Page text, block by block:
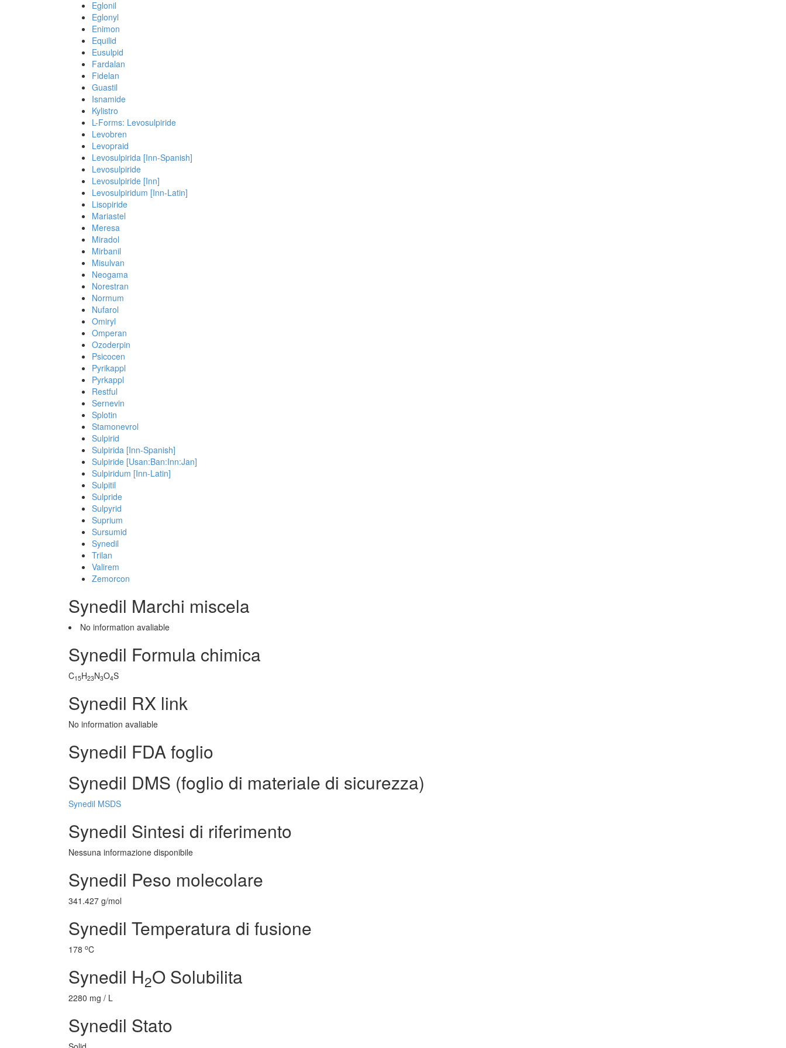
Eglonil
Eglonyl
Enimon
Equilid
Eusulpid
Fardalan
Fidelan
Guastil
Isnamide
Kylistro
L-Forms: Levosulpiride
Levobren
Levopraid
Levosulpirida [Inn-Spanish]
Levosulpiride
Levosulpiride [Inn]
Levosulpiridum [Inn-Latin]
Lisopiride
Mariastel
Meresa
Miradol
Mirbanil
Misulvan
Neogama
Norestran
Normum
Nufarol
Omiryl
Omperan
Ozoderpin
Psicocen
Pyrikappl
Pyrkappl
Restful
Sernevin
Splotin
Stamonevrol
Sulpirid
Sulpirida [Inn-Spanish]
Sulpiride [Usan:Ban:Inn:Jan]
Sulpiridum [Inn-Latin]
Sulpitil
Sulpride
Sulpyrid
Suprium
Sursumid
Synedil
Trilan
Valirem
Zemorcon
Synedil Marchi miscela
No information avaliable
Synedil Formula chimica
C15H23N3O4S
Synedil RX link
No information avaliable
Synedil FDA foglio
Synedil DMS (foglio di materiale di sicurezza)
Synedil MSDS
Synedil Sintesi di riferimento
Nessuna informazione disponibile
Synedil Peso molecolare
341.427 g/mol
Synedil Temperatura di fusione
178 oC
Synedil H2O Solubilita
2280 mg / L
Synedil Stato